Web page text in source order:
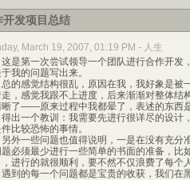
开发项目总结
March 19, 2007, 01:19 PM - 人生
第一次尝试领导一个团队进行合作开发
我的问题写出来。
感觉结构很乱，原因在我，我好象是被
，感觉我跟不上进度，后来渐渐对整体结
了——原来过程中我都晕了，表述的东西
一个教训：我需要先进行很详尽的设计
比较恐怖的事情。
一些问题也值得说明，一是在没有充分
必须最少进行一些简单的书面的准备，比
进行的就很顺利，要不然不仅浪费了每个
的每一个问题都是宝贵的收获，我们在